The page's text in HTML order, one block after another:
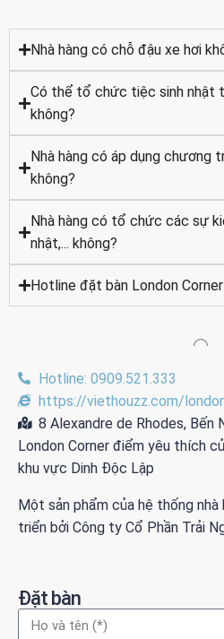
Nhà hàng có chỗ đậu xe hơi
Có thể tổ chức tiệc sinh nhật
không?
Nhà hàng có áp dụng chương
không?
Nhà hàng có tổ chức các sự
nhật,... không?
Hotline đặt bàn London
Hotline: 0909.521.333
https://viethouzz.com/
8 Alexandre de Rhodes, Bến
London Corner điểm yêu thích
khu vực Dinh Độc Lập
Một sản phẩm của hệ thống nhà
triển bởi Công ty Cổ Phần Trải
Đặt bàn